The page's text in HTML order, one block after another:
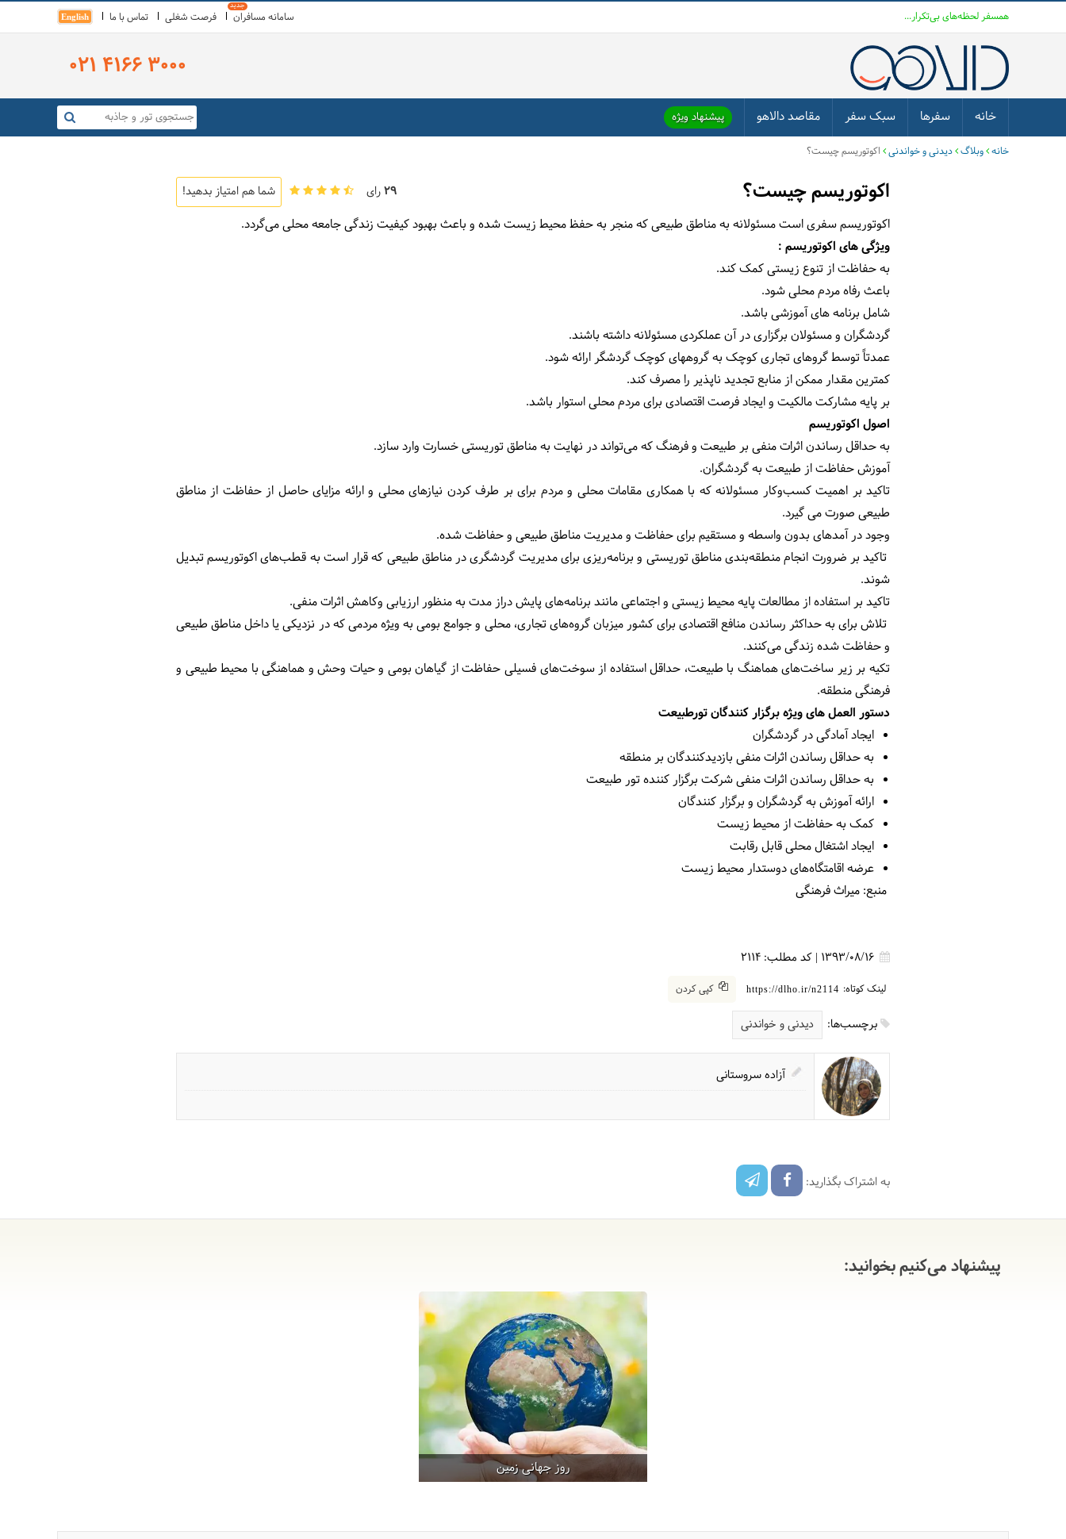
همسفر لحظه‌های بی‌تکرار... سامانه مسافران فرصت شغلی تماس با ما English
021 4166 3000
خانه سفرها سبک سفر مقاصد دالاهو پیشنهاد ویژه
خانه وبلاگ دیدنی و خواندنی اکوتوریسم چیست؟
اکوتوریسم چیست؟ 29رای شما هم امتیاز بدهید!
اکوتوریسم سفری است مسئولانه به مناطق طبیعی که منجر به حفظ محیط زیست شده و باعث بهبود کیفیت زندگی جامعه محلی می‌گردد.
ویژگی های اکوتوریسم :
به حفاظت از تنوع زیستی کمک کند.
باعث رفاه مردم محلی شود.
شامل برنامه های آموزشی باشد.
گردشگران و مسئولان برگزاری در آن عملکردی مسئولانه داشته باشند.
عمدتاً توسط گروهای تجاری کوچک به گروههای کوچک گردشگر ارائه شود.
کمترین مقدار ممکن از منابع تجدید ناپذیر را مصرف کند.
بر پایه مشارکت مالکیت و ایجاد فرصت اقتصادی برای مردم محلی استوار باشد.
اصول اکوتوریسم
به حداقل رساندن اثرات منفی بر طبیعت و فرهنگ که می‌تواند در نهایت به مناطق توریستی خسارت وارد سازد.
آموزش حفاظت از طبیعت به گردشگران.
تاکید بر اهمیت کسب‌وکار مسئولانه که با همکاری مقامات محلی و مردم برای بر طرف کردن نیازهای محلی و ارائه مزایای حاصل از حفاظت از مناطق
طبیعی صورت می گیرد.
وجود در آمدهای بدون واسطه و مستقیم برای حفاظت و مدیریت مناطق طبیعی و حفاظت شده.
تاکید بر ضرورت انجام منطقه‌بندی مناطق توریستی و برنامه‌ریزی برای مدیریت گردشگری در مناطق طبیعی که قرار است به قطب‌های اکوتوریسم تبدیل
شوند.
تاکید بر استفاده از مطالعات پایه محیط زیستی و اجتماعی مانند برنامه‌های پایش دراز مدت به منظور ارزیابی وکاهش اثرات منفی.
تلاش برای به حداکثر رساندن منافع اقتصادی برای کشور میزبان گروه‌های تجاری، محلی و جوامع بومی به ویژه مردمی که در نزدیکی یا داخل مناطق طبیعی
و حفاظت شده زندگی می‌کنند.
تکیه بر زیر ساخت‌های هماهنگ با طبیعت، حداقل استفاده از سوخت‌های فسیلی حفاظت از گیاهان بومی و حیات وحش و هماهنگی با محیط طبیعی و
فرهنگی منطقه.
دستور العمل های ویژه برگزار کنندگان تورطبیعت
ایجاد آمادگی در گردشگران
به حداقل رساندن اثرات منفی بازدیدکنندگان بر منطقه
به حداقل رساندن اثرات منفی شرکت برگزار کننده تور طبیعت
ارائه آموزش به گردشگران و برگزار کنندگان
کمک به حفاظت از محیط زیست
ایجاد اشتغال محلی قابل رقابت
عرضه اقامتگاه‌های دوستدار محیط زیست
منبع: میراث فرهنگی
1393/08/16
| کد مطلب: 2114
لینک کوتاه: https://dlho.ir/n2114 کپی کردن
برچسب‌ها: دیدنی و خواندنی
آزاده سروستانی
به اشتراک بگذارید:
پیشنهاد می‌کنیم بخوانید:
روز جهانی زمین